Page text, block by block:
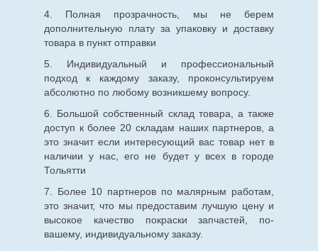
4. Полная прозрачность, мы не берем
дополнительную плату за упаковку и доставку
товара в пункт отправки
5. Индивидуальный и профессиональный
подход к каждому заказу, проконсультируем
абсолютно по любому возникшему вопросу.
6. Большой собственный склад товара, а также
доступ к более 20 складам наших партнеров, а
это значит если интересующий вас товар нет в
наличии у нас, его не будет у всех в городе
Тольятти
7. Более 10 партнеров по малярным работам,
это значит, что мы предоставим лучшую цену и
высокое качество покраски запчастей, по-
вашему, индивидуальному заказу.